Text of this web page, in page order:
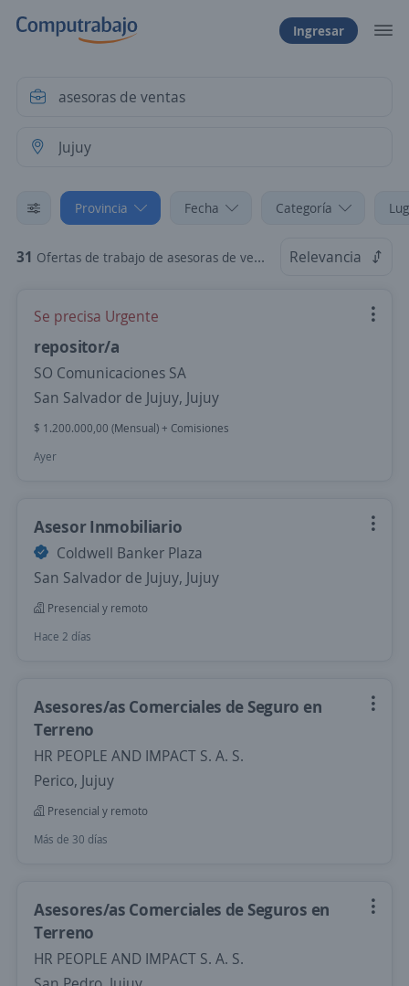
Ingresar
Provincia Fecha Categoría
31 Ofertas de trabajo de asesoras de ventas en Jujuy Relevancia
Se precisa Urgente
repositor/a
SO Comunicaciones SA
San Salvador de Jujuy, Jujuy
$ 1.200.000,00 (Mensual) + Comisiones
Ayer
Asesor Inmobiliario
Coldwell Banker Plaza
San Salvador de Jujuy, Jujuy
Presencial y remoto
Hace 2 días
Asesores/as Comerciales de Seguro en
Terreno
HR PEOPLE AND IMPACT S. A. S.
Perico, Jujuy
Presencial y remoto
Más de 30 días
Asesores/as Comerciales de Seguros en
Terreno
HR PEOPLE AND IMPACT S. A. S.